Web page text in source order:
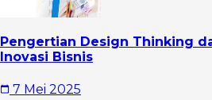
Pengertian Design Thinking
Inovasi Bisnis
7 Mei 2025